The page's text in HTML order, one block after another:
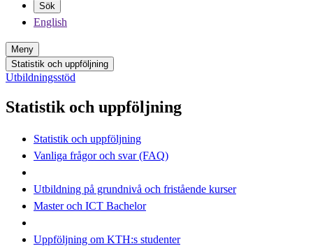
Sök
English
Meny
Statistik och uppföljning
Utbildningsstöd
Statistik och uppföljning
Statistik och uppföljning
Vanliga frågor och svar (FAQ)
Utbildning på grundnivå och fristående kurser
Master och ICT Bachelor
Uppföljning om KTH:s studenter